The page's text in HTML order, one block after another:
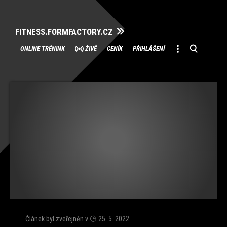
FITNESS.FORMFACTORY.CZ
Přeskočit
na
ONLINE TRÉNINK ŽIVĚ CENÍK PŘIHLÁŠENÍ
Článek byl zveřejněn v 25. 5. 2022